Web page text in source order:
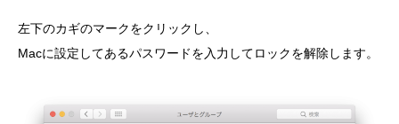
左下のカギのマークをクリックし、
Macに設定してあるパスワードを入力してロックを解除します。